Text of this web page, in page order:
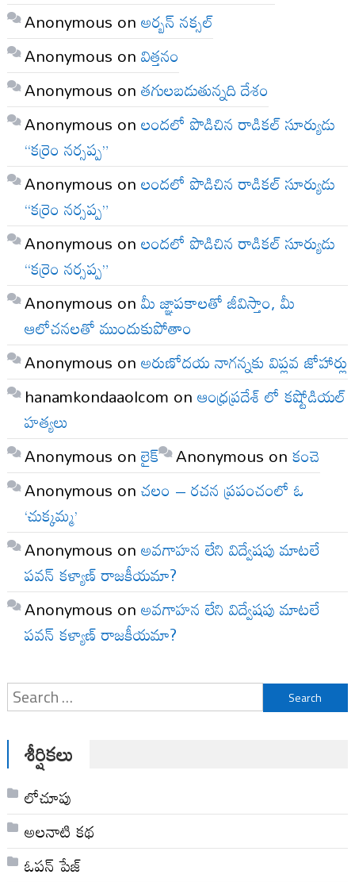
Anonymous onఅర్బన్ నక్సల్
Anonymous onవిత్తనం
Anonymous onతగులబడుతున్నది దేశం
Anonymous onలందలో పొడిచిన రాడికల్ సూర్యుడు
“కర్రెం నర్సప్ప”
Anonymous onలందలో పొడిచిన రాడికల్ సూర్యుడు
“కర్రెం నర్సప్ప”
Anonymous onలందలో పొడిచిన రాడికల్ సూర్యుడు
“కర్రెం నర్సప్ప”
Anonymous onమీ జ్ఞాపకాలతో జీవిస్తాం, మీ
ఆలోచనలతో ముందుకుపోతాం
Anonymous onఅరుణోదయ నాగన్నకు విప్లవ జోహార్లు
hanamkondaaolcom onఆంధ్రప్రదేశ్ లో కష్టోడియల్
హత్యలు
Anonymous onలైక్ Anonymous onకంచె
Anonymous onచలం – రచన ప్రపంచంలో ఓ
‘చుక్కమ్మ’
Anonymous onఅవగాహన లేని విద్వేషపు మాటలే
పవన్ కళ్యాణ్ రాజకీయమా?
Anonymous onఅవగాహన లేని విద్వేషపు మాటలే
పవన్ కళ్యాణ్ రాజకీయమా?
Search
for:
శీర్షికలు
లోచూపు
అల‌నాటి క‌థ‌
ఓపన్ పేజ్